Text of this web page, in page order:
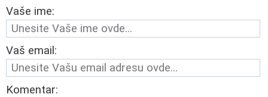
Vaše ime:
Vaš email:
Komentar: